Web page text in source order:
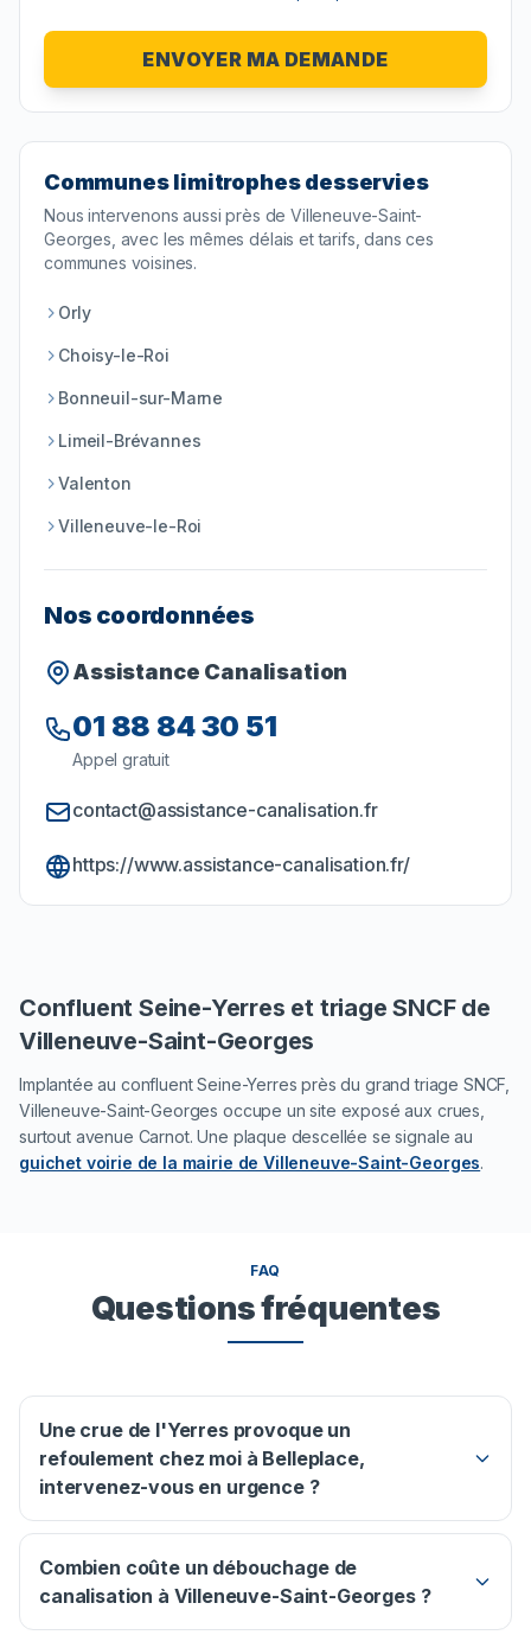
ENVOYER MA DEMANDE
Communes limitrophes desservies
Nous intervenons aussi près deVilleneuve-Saint-
Georges , avec les mêmes délais et tarifs, dans ces
communes voisines.
Orly
Choisy-le-Roi
Bonneuil-sur-Marne
Limeil-Brévannes
Valenton
Villeneuve-le-Roi
Nos coordonnées
Assistance Canalisation
01 88 84 30 51
Appel gratuit
contact@assistance-canalisation.fr
https://www.assistance-canalisation.fr/
Confluent Seine-Yerres et triage SNCF de
Villeneuve-Saint-Georges
Implantée au confluent Seine-Yerres près du grand triage SNCF,
Villeneuve-Saint-Georges occupe un site exposé aux crues,
surtout avenue Carnot. Une plaque descellée se signale au
guichet voirie de la mairie de Villeneuve-Saint-Georges.
FAQ
Questions fréquentes
Une crue de l'Yerres provoque un
refoulement chez moi à Belleplace,
intervenez-vous en urgence ?
Combien coûte un débouchage de
canalisation à Villeneuve-Saint-Georges ?